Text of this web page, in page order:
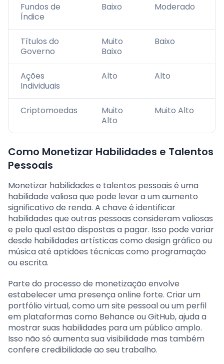
Fundos de
Índice
Baixo Moderado
Títulos do
Governo
Muito
Baixo
Baixo
Ações
Individuais
Alto Alto
Criptomoedas
Muito
Alto
Muito Alto
Como Monetizar Habilidades e Talentos
Pessoais
Monetizar habilidades e talentos pessoais é uma
habilidade valiosa que pode levar a um aumento
significativo de renda. A chave é identificar
habilidades que outras pessoas consideram valiosas
e pelo qual estão dispostas a pagar. Isso pode variar
desde habilidades artísticas como design gráfico ou
música até aptidões técnicas como programação
ou escrita.
Parte do processo de monetização envolve
estabelecer uma presença online forte. Criar um
portfólio virtual, como um site pessoal ou um perfil
em plataformas como Behance ou GitHub, ajuda a
mostrar suas habilidades para um público amplo.
Isso não só aumenta sua visibilidade mas também
confere credibilidade ao seu trabalho.